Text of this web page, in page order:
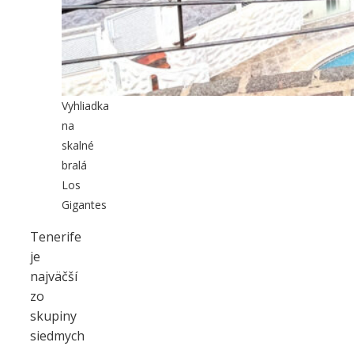
Vyhliadka
na
skalné
bralá
Los
Gigantes
Tenerife
je
najväčší
zo
skupiny
siedmych